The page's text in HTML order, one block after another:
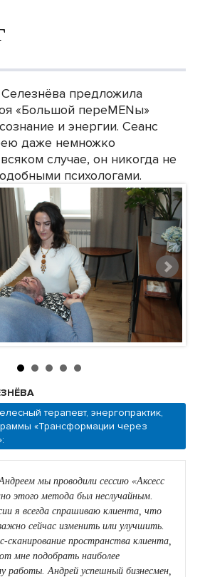
предложила
«Большой переMENы»
и энергии. Сеанс
даже немножко
случае, он никогда не
психологами.
терапевт, энергопрактик,
«Трансформации через
мы проводили сессию «Аксесс
этого метода был неслучайным.
я всегда спрашиваю клиента, что
сейчас изменить или улучшить.
сканирование пространства клиента,
мне подобрать наиболее
работы. Андрей успешный бизнесмен,